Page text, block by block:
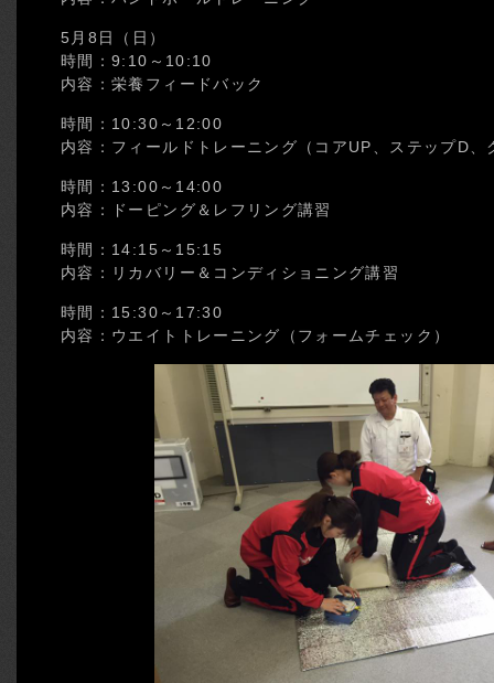
5月8日（日）
時間：9:10～10:10
内容：栄養フィードバック
時間：10:30～12:00
内容：フィールドトレーニング（コアUP、ステップD
時間：13:00～14:00
内容：ドーピング＆レフリング講習
時間：14:15～15:15
内容：リカバリー＆コンディショニング講習
時間：15:30～17:30
内容：ウエイトトレーニング（フォームチェック）